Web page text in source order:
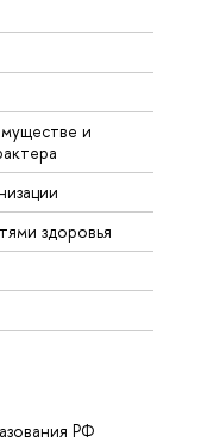
и
здоровья
РФ